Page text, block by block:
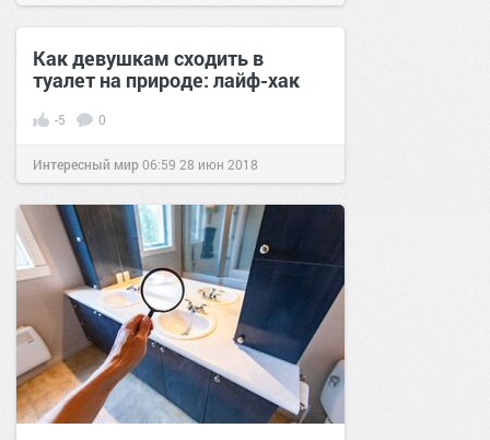
Как девушкам сходить в
туалет на природе: лайф-хак
-5 0
Интересный мир06:59 28 июн 2018